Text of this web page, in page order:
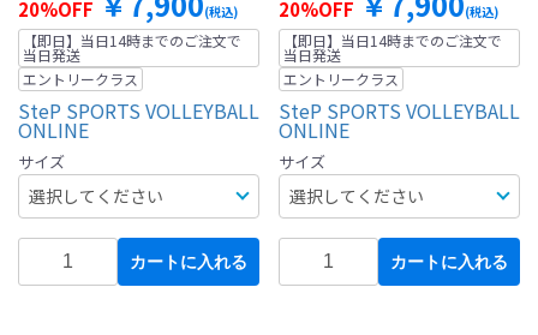
20%OFF (税込)
【即日】当日14時までのご注文で
当日発送
エントリークラス
SteP SPORTS VOLLEYBALL
ONLINE
サイズ
カートに入れる
20%OFF (税込)
【即日】当日14時までのご注文で
当日発送
エントリークラス
SteP SPORTS VOLLEYBALL
ONLINE
サイズ
カートに入れる